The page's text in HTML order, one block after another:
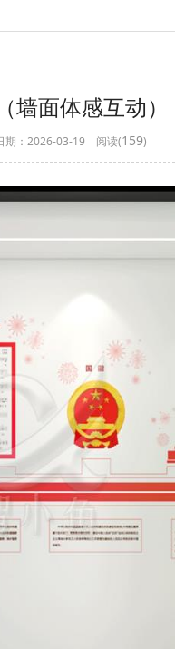
墙面体感互动）
期：2026-03-19 阅读(159)